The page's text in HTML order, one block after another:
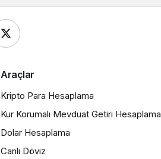
Araçlar
Kripto Para Hesaplama
Kur Korumalı Mevduat Getiri Hesaplama
Dolar Hesaplama
Canlı Döviz